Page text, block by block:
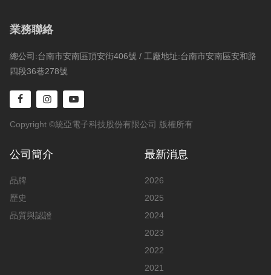
業務聯絡
總公司:台南市安南區頂安街406號 / 工廠地址:台南市安南區安和路
四段36巷278號
Copyright ©統亞電子科技股份有限公司 版權所有
公司簡介
品牌
歷史
品質與認證
最新消息
2026
2025
2024
2023
2022
2021